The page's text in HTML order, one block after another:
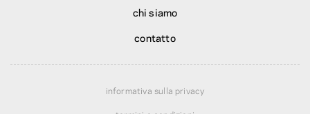
chi siamo
contatto
informativa sulla privacy